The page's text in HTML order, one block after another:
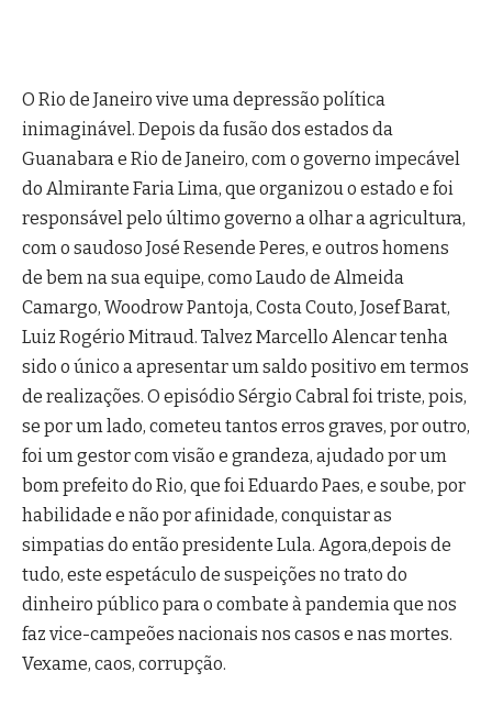
O Rio de Janeiro vive uma depressão política
inimaginável. Depois da fusão dos estados da
Guanabara e Rio de Janeiro, com o governo impecável
do Almirante Faria Lima, que organizou o estado e foi
responsável pelo último governo a olhar a agricultura,
com o saudoso José Resende Peres, e outros homens
de bem na sua equipe, como Laudo de Almeida
Camargo, Woodrow Pantoja, Costa Couto, Josef Barat,
Luiz Rogério Mitraud. Talvez Marcello Alencar tenha
sido o único a apresentar um saldo positivo em termos
de realizações. O episódio Sérgio Cabral foi triste, pois,
se por um lado, cometeu tantos erros graves, por outro,
foi um gestor com visão e grandeza, ajudado por um
bom prefeito do Rio, que foi Eduardo Paes, e soube, por
habilidade e não por afinidade, conquistar as
simpatias do então presidente Lula. Agora,depois de
tudo, este espetáculo de suspeições no trato do
dinheiro público para o combate à pandemia que nos
faz vice-campeões nacionais nos casos e nas mortes.
Vexame, caos, corrupção.